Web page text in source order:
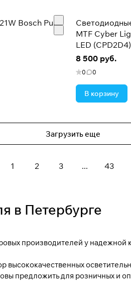
Bosch Pure
MTF Cyber
LED (CPD2D4)
8 500 руб.
0 0
В корзину
Загрузить еще
1 2 3 ... 43
в Петербурге
производителей у надежной
предложить для розничных и